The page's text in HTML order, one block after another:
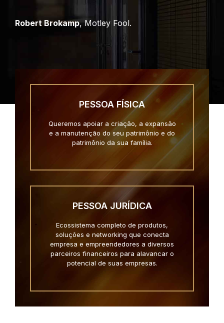
Robert Brokamp, Motley Fool.
PESSOA FÍSICA
Queremos apoiar a criação, a expansão
e a manutenção do seu patrimônio e do
patrimônio da sua família.
PESSOA JURÍDICA
Ecossistema completo de produtos,
soluções e networking que conecta
empresa e empreendedores a diversos
parceiros financeiros para alavancar o
potencial de suas empresas.